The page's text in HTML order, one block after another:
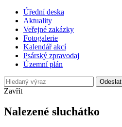
Úřední deska
Aktuality
Veřejné zakázky
Fotogalerie
Kalendář akcí
Psárský zpravodaj
Územní plán
Odeslat
Zavřít
Nalezené sluchátko